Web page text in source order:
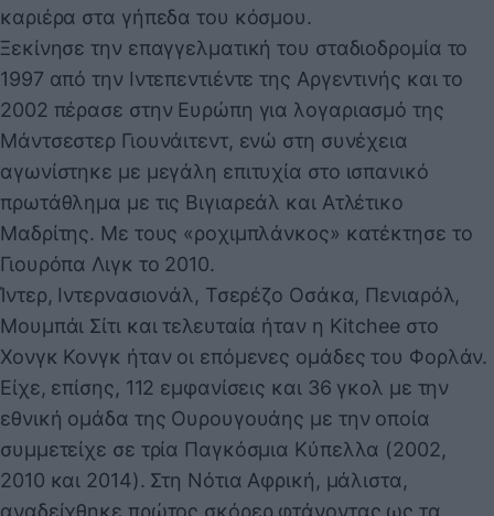
καριέρα στα γήπεδα του κόσμου.
Ξεκίνησε την επαγγελματική του σταδιοδρομία το
1997 από την Ιντεπεντιέντε της Αργεντινής και το
2002 πέρασε στην Ευρώπη για λογαριασμό της
Μάντσεστερ Γιουνάιτεντ, ενώ στη συνέχεια
αγωνίστηκε με μεγάλη επιτυχία στο ισπανικό
πρωτάθλημα με τις Βιγιαρεάλ και Ατλέτικο
Μαδρίτης. Με τους «ροχιμπλάνκος» κατέκτησε το
Γιουρόπα Λιγκ το 2010.
Ίντερ, Ιντερνασιονάλ, Τσερέζο Οσάκα, Πενιαρόλ,
Μουμπάι Σίτι και τελευταία ήταν η Kitchee στο
Χονγκ Κονγκ ήταν οι επόμενες ομάδες του Φορλάν.
Είχε, επίσης, 112 εμφανίσεις και 36 γκολ με την
εθνική ομάδα της Ουρουγουάης με την οποία
συμμετείχε σε τρία Παγκόσμια Κύπελλα (2002,
2010 και 2014). Στη Νότια Αφρική, μάλιστα,